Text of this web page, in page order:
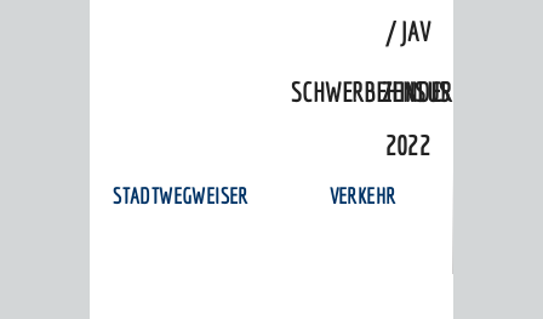
/ JAV
ZENSUS
2022
STADTWEGWEISER VERKEHR